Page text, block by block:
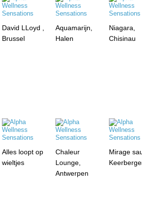
David LLoyd ,
Brussel
Aquamarijn,
Halen
Niagara,
Chisinau
Alles loopt op
wieltjes
Chaleur
Lounge,
Antwerpen
Mirage